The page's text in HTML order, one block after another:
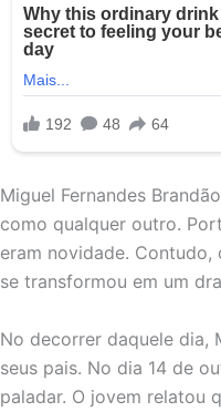
Miguel Fernandes
como qualquer outro.
eram novidade. Contudo,
se transformou em um
No decorrer daquele dia,
seus pais. No dia 14 de
paladar. O jovem relatou